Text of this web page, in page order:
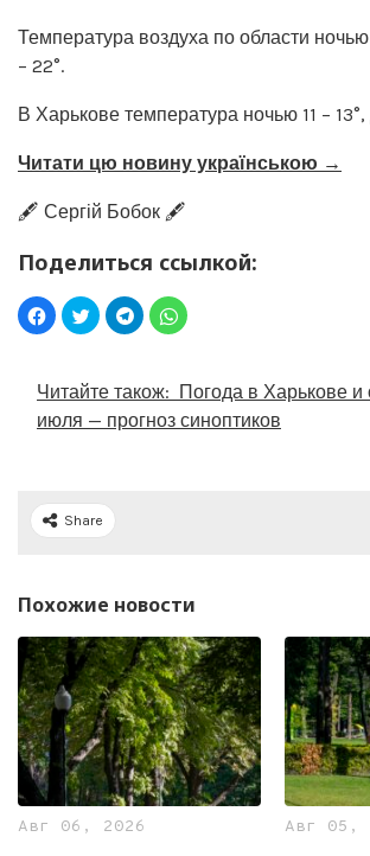
Температура воздуха по области ночью
– 22°.
В Харькове температура ночью 11 – 13°,
Читати цю новину українською →
🖋️ Сергій Бобок 🖋️
Поделиться ссылкой:
Читайте також: Погода в Харькове и
июля — прогноз синоптиков
Share
Похожие новости
Авг 06, 2026 Авг 05,